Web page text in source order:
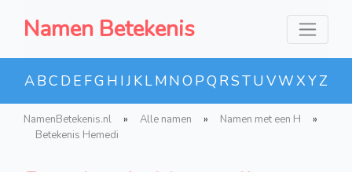
Namen Betekenis
ABC D E FG H IJ KLMNO PQ RSTUVWXYZ
NamenBetekenis.nl » Alle namen » Namen met een H
»
Betekenis Hemedi